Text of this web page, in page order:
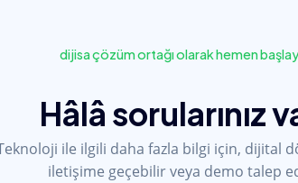
dijisa çözüm ortağı olarak hemen
Hâlâ sorularınız
ile ilgili daha fazla bilgi için, dijital
iletişime geçebilir veya demo talep